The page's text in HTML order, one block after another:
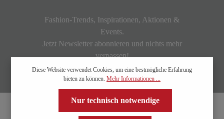
Fashion-Trends, Inspirationen, Aktionen &
Events.
Jetzt Newsletter abonnieren und nichts mehr
verpassen!
Diese Website verwendet Cookies, um eine bestmögliche Erfahrung
bieten zu können. Mehr Informationen ...
Nur technisch notwendige